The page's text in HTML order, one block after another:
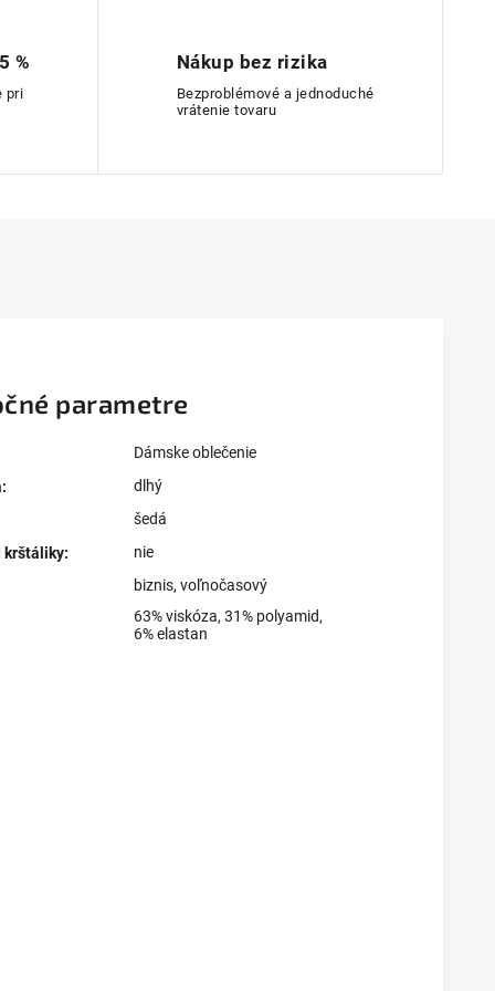
%
pri
Nákup bez rizika
Bezproblémové a jednoduché
vrátenie tovaru
parametre
Dámske oblečenie
:
dlhý
šedá
krštáliky:
nie
biznis, voľnočasový
63% viskóza, 31% polyamid,
6% elastan